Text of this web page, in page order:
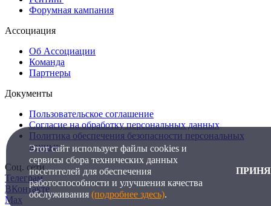
Форумная кампания
Ассоциация
Об Ассоциации
Команда
Партнеры
Документы
Пользовательское соглашение
Согласие на обработку персональных данных
Политика обеспечения безопасности персональных
данных
Соц. сети
Телеграм
ВКонтакте
Max
Этот сайт использует файлы cookies и
сервисы сбора технических данных
посетителей для обеспечения
работоспособности и улучшения качества
обслуживания (подробнее здесь).